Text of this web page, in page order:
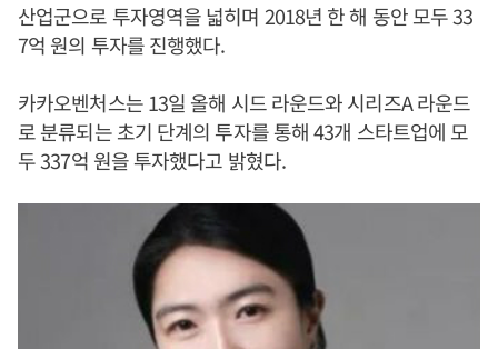
산업군으로 투자영역을 넓히며 2018년 한 해 동안 모두 33
7억 원의 투자를 진행했다.
카카오벤처스는 13일 올해 시드 라운드와 시리즈A 라운드
로 분류되는 초기 단계의 투자를 통해 43개 스타트업에 모
두 337억 원을 투자했다고 밝혔다.